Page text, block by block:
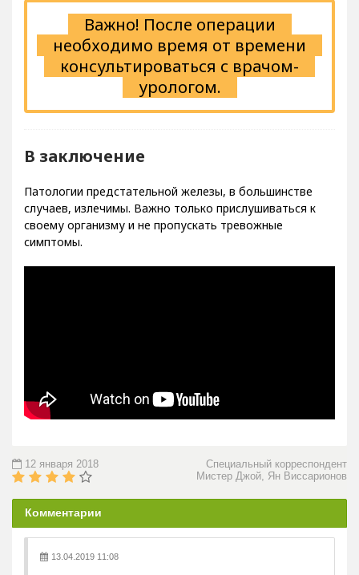
Важно! После операции
необходимо время от времени
консультироваться с врачом-
урологом.
В заключение
Патологии предстательной железы, в большинстве
случаев, излечимы. Важно только прислушиваться к
своему организму и не пропускать тревожные
симптомы.
Специальный корреспондент
Мистер Джой, Ян Виссарионов
12 января 2018
Комментарии
13.04.2019 11:08